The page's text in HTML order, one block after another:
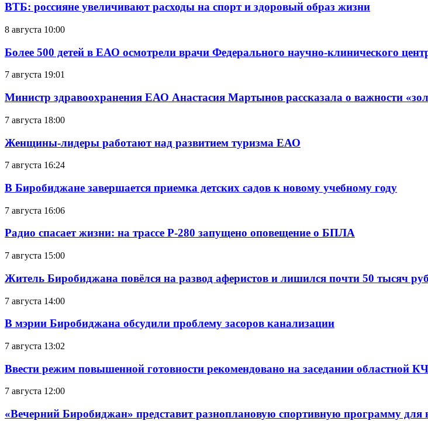
ВТБ: россияне увеличивают расходы на спорт и здоровый образ жизни
8 августа 10:00
Более 500 детей в ЕАО осмотрели врачи Федерального научно-клинического
7 августа 19:01
Министр здравоохранения ЕАО Анастасия Мартынов рассказала о важности
7 августа 18:00
Женщины-лидеры работают над развитием туризма ЕАО
7 августа 16:24
В Биробиджане завершается приемка детских садов к новому учебному году
7 августа 16:06
Радио спасает жизни: на трассе Р-280 запущено оповещение о БПЛА
7 августа 15:00
Житель Биробиджана повёлся на развод аферистов и лишился почти 50 тысяч
7 августа 14:00
В мэрии Биробиджана обсудили проблему засоров канализации
7 августа 13:02
Ввести режим повышенной готовности рекомендовано на заседании областной
7 августа 12:00
«Вечерний Биробиджан» представит разноплановую спортивную программу для